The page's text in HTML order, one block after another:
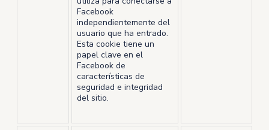
Facebook
independientemente del
usuario que ha entrado.
Esta cookie tiene un
papel clave en el
Facebook de
características de
seguridad e integridad
del sitio.